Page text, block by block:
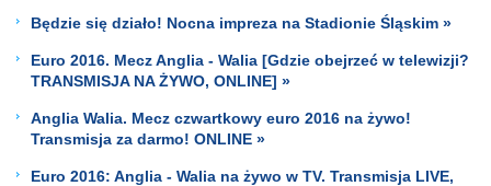
Będzie się działo! Nocna impreza na Stadionie Śląskim »
Euro 2016. Mecz Anglia - Walia [Gdzie obejrzeć w telewizji?
TRANSMISJA NA ŻYWO, ONLINE] »
Anglia Walia. Mecz czwartkowy euro 2016 na żywo!
Transmisja za darmo! ONLINE »
Euro 2016: Anglia - Walia na żywo w TV. Transmisja LIVE,